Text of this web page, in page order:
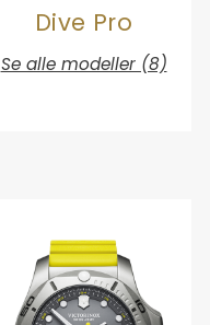
Dive Pro
Se alle modeller (8)